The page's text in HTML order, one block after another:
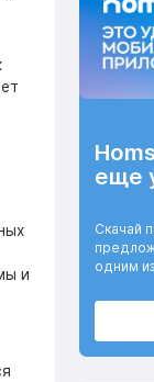
и
еще
Скачай
одним